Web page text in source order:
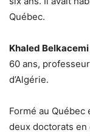
Québec.
Khaled Belkacemi
60 ans,
d’Algérie.
Formé au
deux doctorats